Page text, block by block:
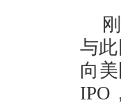
与
向
IPO